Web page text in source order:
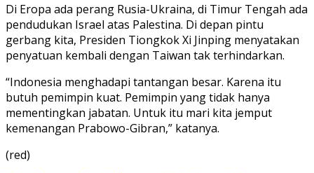
Di Eropa ada perang Rusia-Ukraina, di Timur Tengah ada
pendudukan Israel atas Palestina. Di depan pintu
gerbang kita, Presiden Tiongkok Xi Jinping menyatakan
penyatuan kembali dengan Taiwan tak terhindarkan.
“Indonesia menghadapi tantangan besar. Karena itu
butuh pemimpin kuat. Pemimpin yang tidak hanya
mementingkan jabatan. Untuk itu mari kita jemput
kemenangan Prabowo-Gibran,” katanya.
(red)